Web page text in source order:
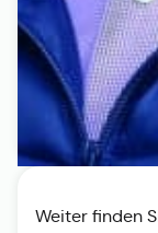
Weiter finden